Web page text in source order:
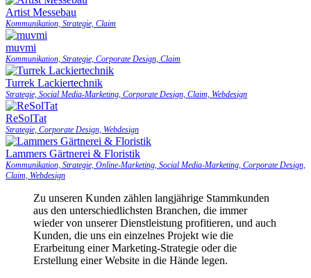
Artist Messebau
Kommunikation, Strategie, Claim
muvmi
Kommunikation, Strategie, Corporate Design, Claim
Turrek Lackiertechnik
Strategie, Social Media-Marketing, Corporate Design, Claim, Webdesign
ReSolTat
Strategie, Corporate Design, Webdesign
Lammers Gärtnerei & Floristik
Kommunikation, Strategie, Online-Marketing, Social Media-Marketing, Corporate Design,
Claim, Webdesign
Zu unseren Kunden zählen langjährige Stammkunden
aus den unterschiedlichsten Branchen, die immer
wieder von unserer Dienstleistung profitieren, und auch
Kunden, die uns ein einzelnes Projekt wie die
Erarbeitung einer Marketing-Strategie oder die
Erstellung einer Website in die Hände legen.